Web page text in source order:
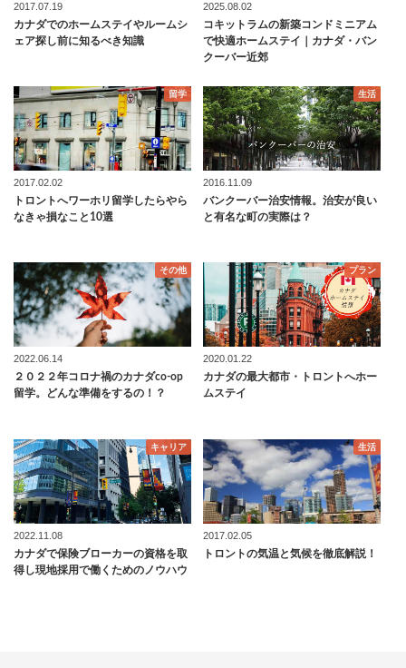
2017.07.19
カナダでのホームステイやルームシ
ェア探し前に知るべき知識
2025.08.02
コキットラムの新築コンドミニアム
で快適ホームステイ｜カナダ・バン
クーバー近郊
留学
2017.02.02
トロントへワーホリ留学したらやら
なきゃ損なこと10選
生活
2016.11.09
バンクーバー治安情報。治安が良い
と有名な町の実際は？
その他
2022.06.14
２０２２年コロナ禍のカナダco-op
留学。どんな準備をするの！？
プラン
2020.01.22
カナダの最大都市・トロントへホー
ムステイ
キャリア
2022.11.08
カナダで保険ブローカーの資格を取
得し現地採用で働くためのノウハウ
生活
2017.02.05
トロントの気温と気候を徹底解説！